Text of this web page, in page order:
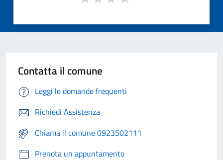
Contatta il comune
Leggi le domande frequenti
Richiedi Assistenza
Chiama il comune 0923502111
Prenota un appuntamento